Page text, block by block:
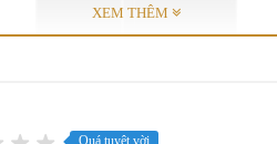
XEM THÊM
Quá tuyệt vời